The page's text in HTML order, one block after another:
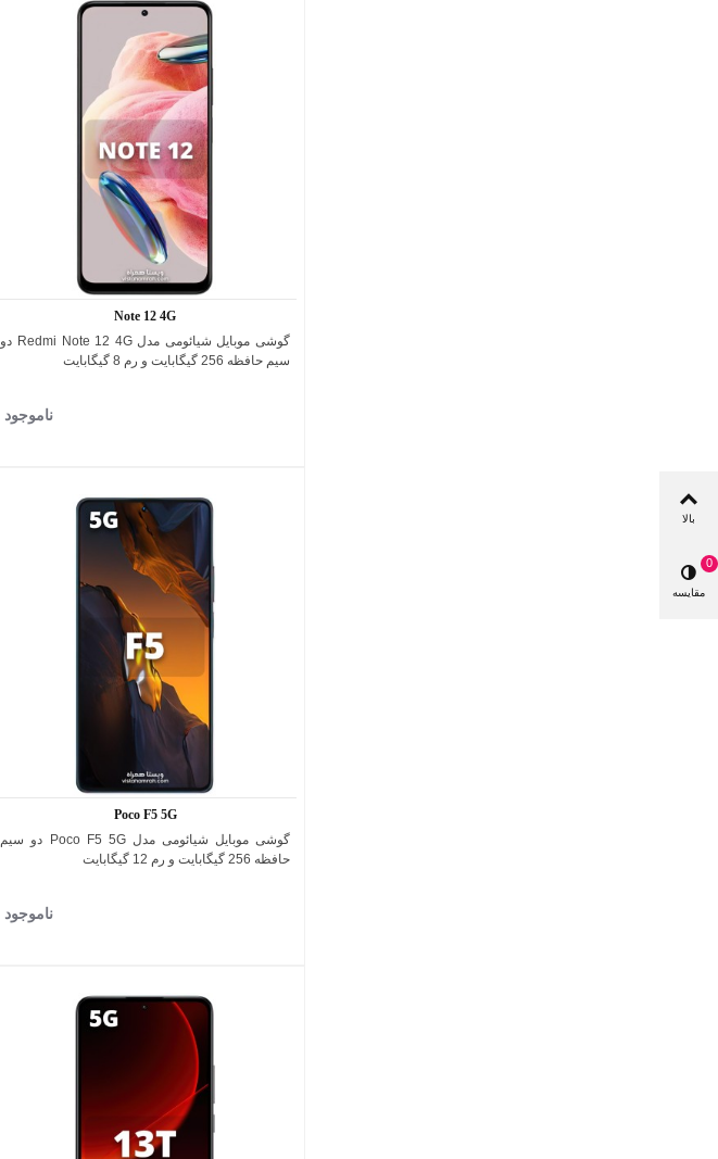
اضافه به مقایسه
Note 12 4G
گوشی موبایل شیائومی مدل Redmi Note 12 4G دو
سیم حافظه 256 گیگابایت و رم 8 گیگابایت
ناموجود
اضافه به مقایسه
Poco F5 5G
گوشی موبایل شیائومی مدل Poco F5 5G دو سیم
حافظه 256 گیگابایت و رم 12 گیگابایت
ناموجود
بالا
مقایسه
0